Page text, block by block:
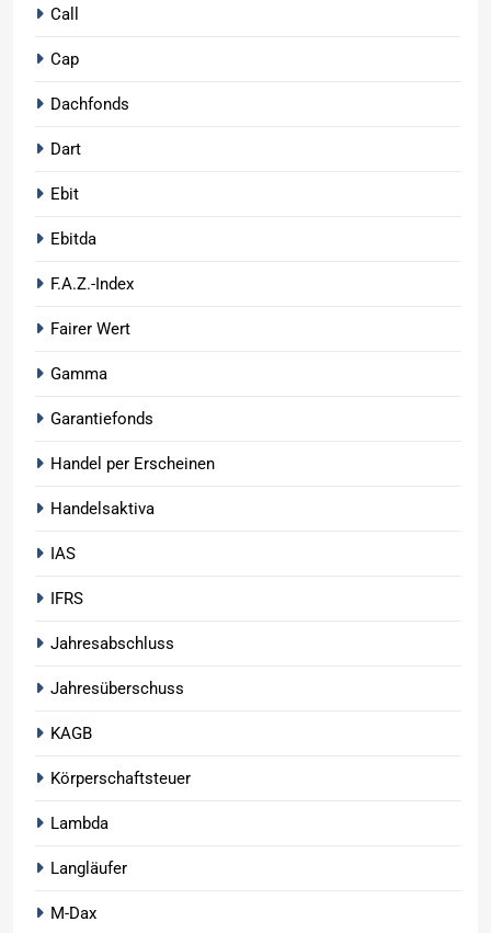
Call
Cap
Dachfonds
Dart
Ebit
Ebitda
F.A.Z.-Index
Fairer Wert
Gamma
Garantiefonds
Handel per Erscheinen
Handelsaktiva
IAS
IFRS
Jahresabschluss
Jahresüberschuss
KAGB
Körperschaftsteuer
Lambda
Langläufer
M-Dax